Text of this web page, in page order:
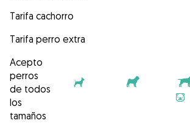
Tarifa cachorro
Tarifa perro extra
Acepto
perros
de todos
los
tamaños